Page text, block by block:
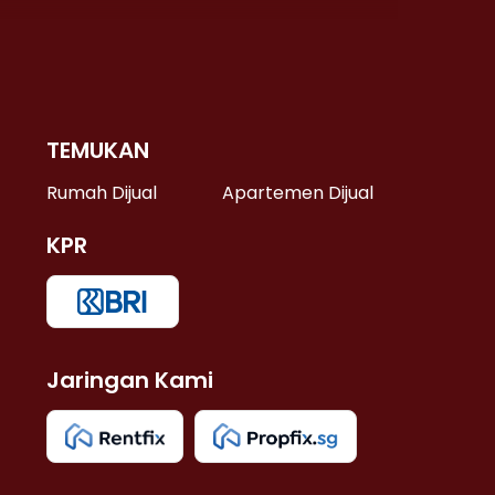
TEMUKAN
Rumah Dijual Apartemen Dijual
KPR
Jaringan Kami